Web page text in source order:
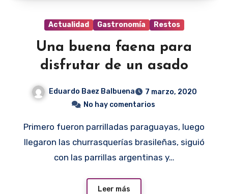
Actualidad Gastronomía Restos
Una buena faena para
disfrutar de un asado
Eduardo Baez Balbuena
7 marzo, 2020
No hay comentarios
Primero fueron parrilladas paraguayas, luego
llegaron las churrasquerías brasileñas, siguió
con las parrillas argentinas y…
Leer más